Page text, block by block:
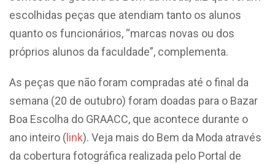
escolhidas peças que atendiam tanto os alunos
quanto os funcionários, “marcas novas ou dos
próprios alunos da faculdade”, complementa.
As peças que não foram compradas até o final da
semana (20 de outubro) foram doadas para o Bazar
Boa Escolha do GRAACC, que acontece durante o
ano inteiro ( link). Veja mais do Bem da Moda através
da cobertura fotográfica realizada pelo Portal de